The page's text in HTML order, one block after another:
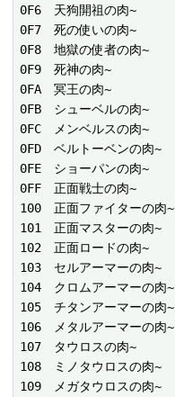
0F6　天狗開祖の肉~
0F7　死の使いの肉~
0F8　地獄の使者の肉~
0F9　死神の肉~
0FA　冥王の肉~
0FB　シューベルの肉~
0FC　メンベルスの肉~
0FD　ベルトーベンの肉~
0FE　ショーパンの肉~
0FF　正面戦士の肉~
100　正面ファイターの肉~
101　正面マスターの肉~
102　正面ロードの肉~
103　セルアーマーの肉~
104　クロムアーマーの肉~
105　チタンアーマーの肉~
106　メタルアーマーの肉~
107　タウロスの肉~
108　ミノタウロスの肉~
109　メガタウロスの肉~